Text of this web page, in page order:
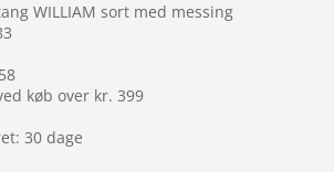
WILLIAM sort med messing
køb over kr. 399
30 dage